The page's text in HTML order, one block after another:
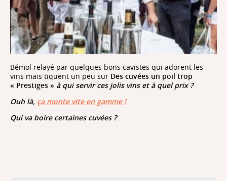
Bémol relayé par quelques bons cavistes qui adorent les
vins mais tiquent un peu sur Des cuvées un poil trop
« Prestiges » à qui servir ces jolis vins et à quel prix ?
Ouh là, ça monte vite en gamme !
Qui va boire certaines cuvées ?